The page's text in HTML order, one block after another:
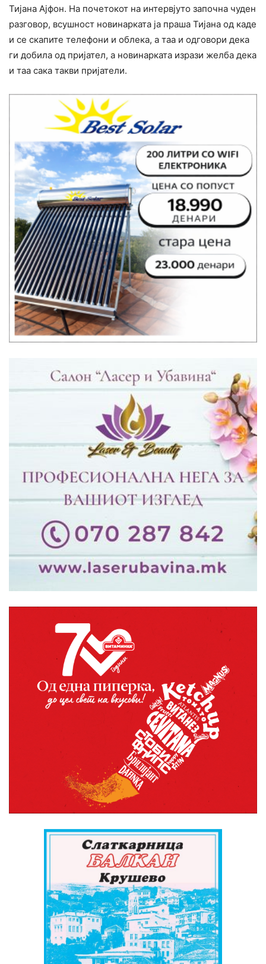
Тијана Ајфон. На почетокот на интервјуто започна чуден
разговор, всушност новинарката ја праша Тијана од каде
и се скапите телефони и облека, а таа и одговори дека
ги добила од пријател, а новинарката изрази желба дека
и таа сака такви пријатели.